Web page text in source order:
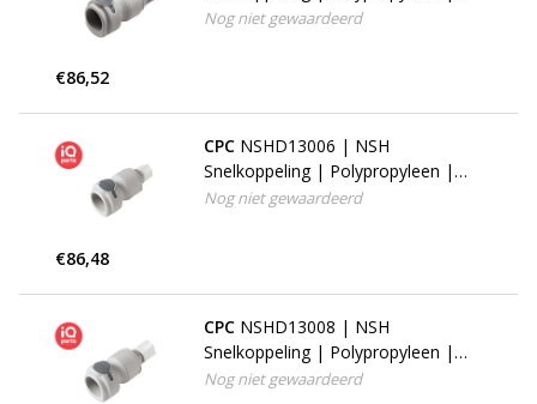
3/4" NPT buitendraad
Nog niet gewaardeerd
€86,52
CPC NSHD13006 | NSH
Snelkoppeling | Polypropyleen |
3/8" JACO fitting
Nog niet gewaardeerd
€86,48
CPC NSHD13008 | NSH
Snelkoppeling | Polypropyleen |
1/2" OD JACO fitting
Nog niet gewaardeerd